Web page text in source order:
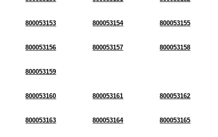
800053153 800053154 800053155
800053156 800053157 800053158
800053159
800053160 800053161 800053162
800053163 800053164 800053165